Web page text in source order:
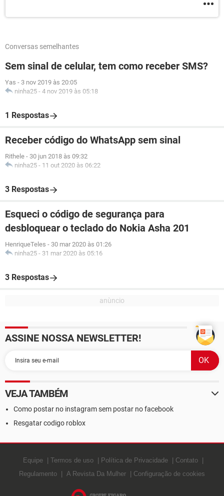
Conversas semelhantes
Sem sinal de celular, tem como receber SMS?
Yas - 3 nov 2019 às 20:05
ninha25 - 4 nov 2019 às 05:18
1 Respostas
Receber código do WhatsApp sem sinal
Rithele - 30 jun 2018 às 09:32
ninha25 - 11 out 2020 às 06:22
3 Respostas
Esqueci o código de segurança para
desbloquear o teclado do Nokia Asha 201
HenriqueTeles - 30 mar 2020 às 01:26
ninha25 - 31 mar 2020 às 05:16
3 Respostas
ASSINE NOSSA NEWSLETTER!
VEJA TAMBÉM
Como postar no instagram sem postar no facebook
Resgatar codigo roblox
Equipe Termos de uso Política de Privacidade
Contato
Regulamento
A Revista Da Mulher Configuração de cookies